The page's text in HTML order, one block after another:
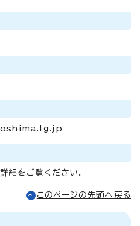
細をご覧ください。
このページの先頭へ戻る